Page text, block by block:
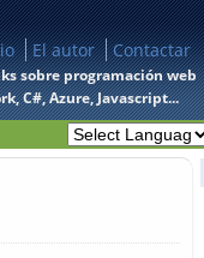
El autor Contactar
sobre programación web
C#, Azure, Javascript...